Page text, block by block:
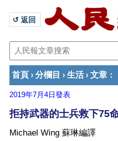
↺ 返回
首頁 › 分欄目 › 生活 › 文章 ：
2019年7月4日發表
拒持武器的士兵救下75
Michael Wing 蘇琳編譯